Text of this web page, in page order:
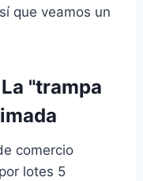
que veamos un
"trampa
comercio
lotes 5